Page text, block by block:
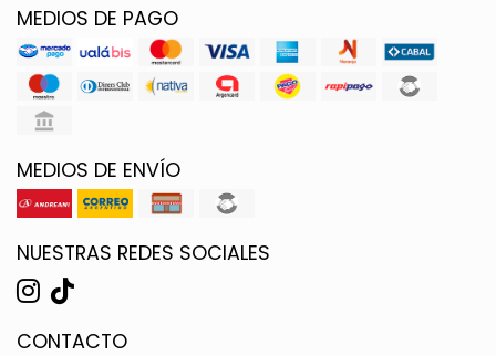
MEDIOS DE PAGO
MEDIOS DE ENVÍO
NUESTRAS REDES SOCIALES
CONTACTO